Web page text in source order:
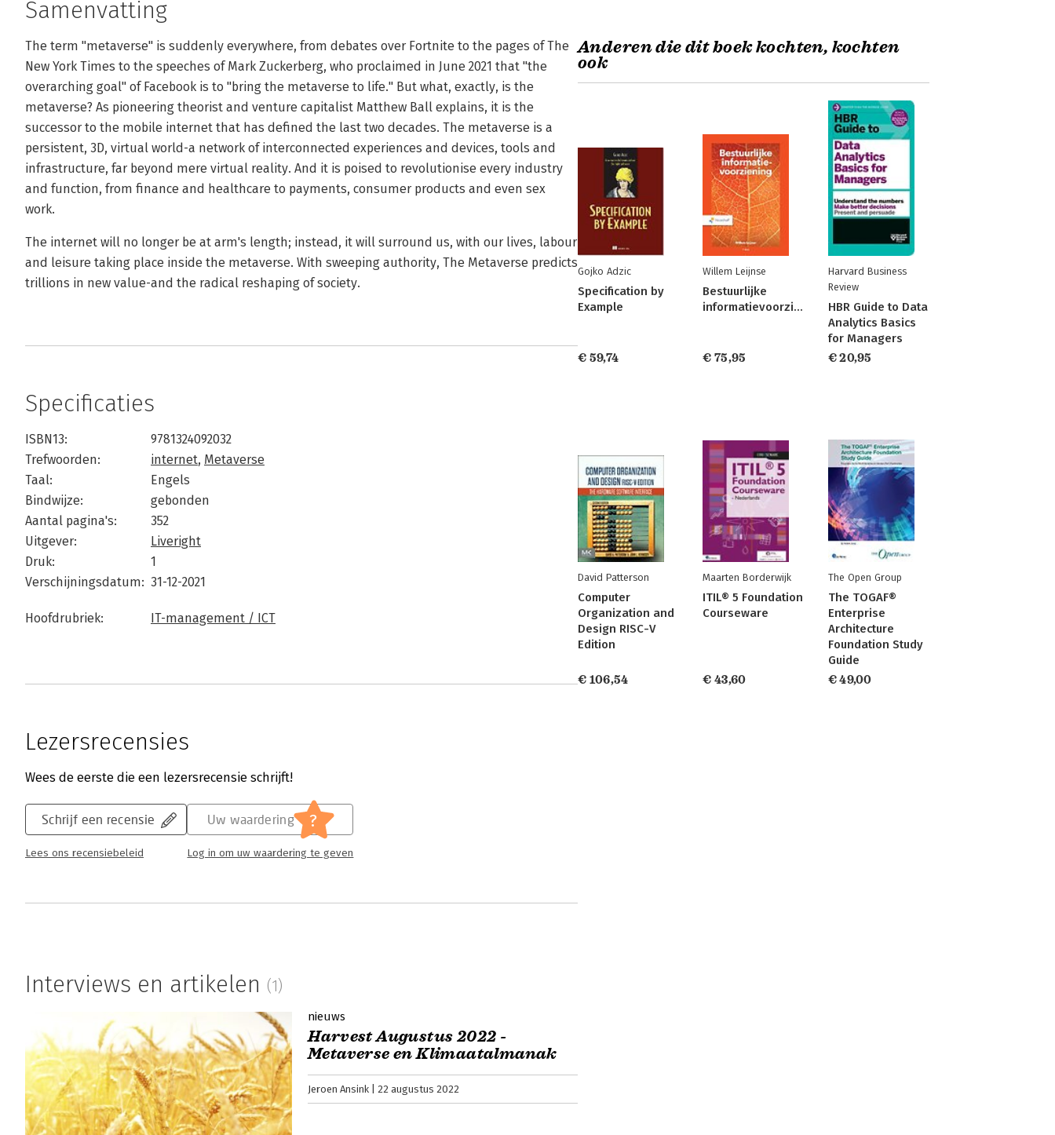
Samenvatting
The term "metaverse" is suddenly everywhere, from debates over Fortnite to the pages of The
New York Times to the speeches of Mark Zuckerberg, who proclaimed in June 2021 that "the
overarching goal" of Facebook is to "bring the metaverse to life." But what, exactly, is the
metaverse? As pioneering theorist and venture capitalist Matthew Ball explains, it is the
successor to the mobile internet that has defined the last two decades. The metaverse is a
persistent, 3D, virtual world-a network of interconnected experiences and devices, tools and
infrastructure, far beyond mere virtual reality. And it is poised to revolutionise every industry
and function, from finance and healthcare to payments, consumer products and even sex
work.
The internet will no longer be at arm's length; instead, it will surround us, with our lives, labour
and leisure taking place inside the metaverse. With sweeping authority, The Metaverse predicts
trillions in new value-and the radical reshaping of society.
Specificaties
ISBN13:
9781324092032
Trefwoorden:
internet, Metaverse
Taal:
Engels
Bindwijze:
gebonden
Aantal pagina's:
352
Uitgever:
Liveright
Druk:
1
Verschijningsdatum: 31-12-2021
Hoofdrubriek: IT-management / ICT
Lezersrecensies
Wees de eerste die een lezersrecensie schrijft!
Schrijf een recensie
Lees ons recensiebeleid
Uw waardering ?
Log in om uw waardering te geven
Interviews en artikelen (1)
nieuws
Harvest Augustus 2022 -
Metaverse en Klimaatalmanak
Jeroen Ansink 22 augustus 2022
Anderen die dit boek kochten, kochten
ook
Gojko Adzic
Specification by
Example
€ 59,74
Willem Leijnse
Bestuurlijke
informatievoorziening
€ 75,95
Harvard Business
Review
HBR Guide to Data
Analytics Basics
for Managers
€ 20,95
David Patterson
Computer
Organization and
Design RISC-V
Edition
€ 106,54
Maarten Borderwijk
ITIL® 5 Foundation
Courseware
€ 43,60
The Open Group
The TOGAF®
Enterprise
Architecture
Foundation Study
Guide
€ 49,00